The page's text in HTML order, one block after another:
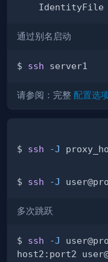
IdentityFile
通过别名启动
$ ssh
请参阅：完整 配置选
$ ssh -J
$ ssh -J
多次跳跃
$ ssh -J